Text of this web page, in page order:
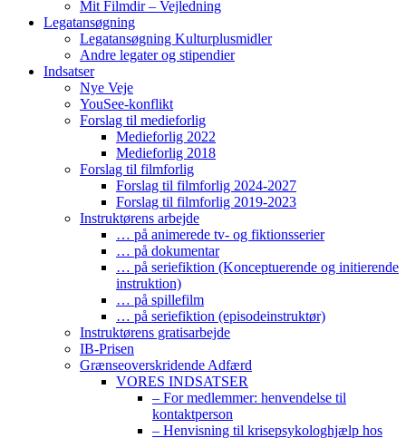
Mit Filmdir – Vejledning
Legatansøgning
Legatansøgning Kulturplusmidler
Andre legater og stipendier
Indsatser
Nye Veje
YouSee-konflikt
Forslag til medieforlig
Medieforlig 2022
Medieforlig 2018
Forslag til filmforlig
Forslag til filmforlig 2024-2027
Forslag til filmforlig 2019-2023
Instruktørens arbejde
… på animerede tv- og fiktionsserier
… på dokumentar
… på seriefiktion (Konceptuerende og initierende
instruktion)
… på spillefilm
… på seriefiktion (episodeinstruktør)
Instruktørens gratisarbejde
IB-Prisen
Grænseoverskridende Adfærd
VORES INDSATSER
– For medlemmer: henvendelse til
kontaktperson
– Henvisning til krisepsykologhjælp hos